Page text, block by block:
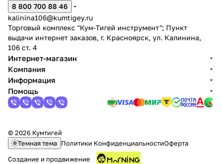
8 800 700 88 46
kalinina106@kumtigey.ru
Торговый комплекс "Кум-Тигей инструмент"; Пункт
выдачи интернет заказов, г. Красноярск, ул. Калинина,
106 ст. 4
Интернет-магазин
Компания
Информация
Помощь
© 2026 Кумтигей
Темная тема Политики КонфиденциальностиОферта
Создание и продвижение